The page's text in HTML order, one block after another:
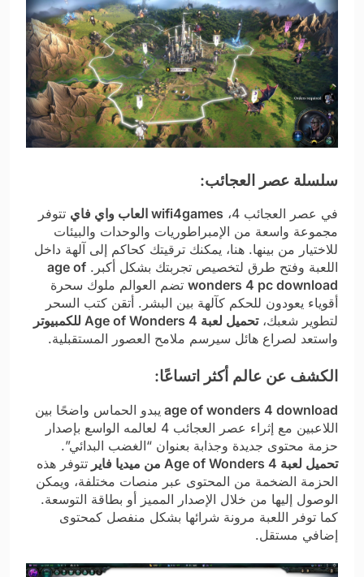
سلسلة عصر العجائب:
في عصر العجائب 4، wifi4games العاب واي فاي
تتوفر
مجموعة واسعة من الإمبراطوريات والوحدات والبيئات
للاختيار من بينها. هنا، يمكنك ترقيتك كحاكم إلى آلهة داخل
اللعبة وفتح طرق لتخصيص تجربتك بشكل أكبر. age of
wonders 4 pc download تضم العوالم ملوك سحرة
أقوياء يعودون للحكم كآلهة بين البشر. أتقن كتب السحر
لتطوير شعبك،تحميل لعبة Age of Wonders 4 للكمبيوتر
واستعد لصراع هائل سيرسم ملامح العصور المستقبلية.
الكشف عن عالم أكثر اتساعًا:
age of wonders 4 download يبدو الحماس واضحًا بين
اللاعبين مع إثراء عصر العجائب 4 لعالمه الواسع بإصدار
حزمة محتوى جديدة وجذابة بعنوان “الغضب البدائي”.
تحميل لعبة Age of Wonders 4 من ميديا فاير
تتوفر هذه
الحزمة الضخمة من المحتوى عبر منصات مختلفة، ويمكن
الوصول إليها من خلال الإصدار المميز أو بطاقة التوسعة.
كما توفر اللعبة مرونة شرائها بشكل منفصل كمحتوى
إضافي مستقل.